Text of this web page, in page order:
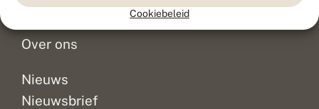
Cookiebeleid
Doneer
Over ons
Nieuws
Nieuwsbrief